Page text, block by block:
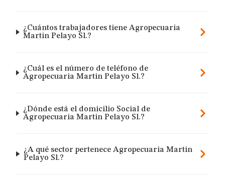
¿Cuántos trabajadores tiene Agropecuaria
Martin Pelayo Sl.?
¿Cuál es el número de teléfono de
Agropecuaria Martin Pelayo Sl.?
¿Dónde está el domicilio Social de
Agropecuaria Martin Pelayo Sl.?
¿A qué sector pertenece Agropecuaria Martin
Pelayo Sl.?